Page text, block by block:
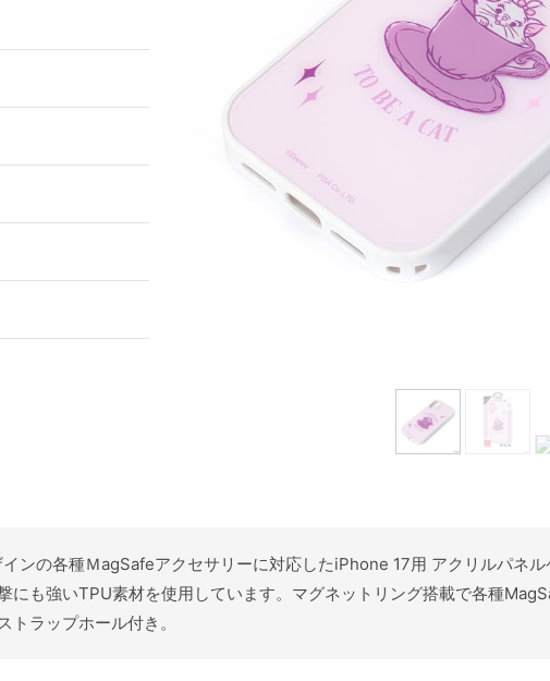
ンの各種ＭagSafeアクセサリーに対応したiPhone 17用 アクリルパネ
にも強いTPU素材を使用しています。マグネットリング搭載で各種
ラップホール付き。